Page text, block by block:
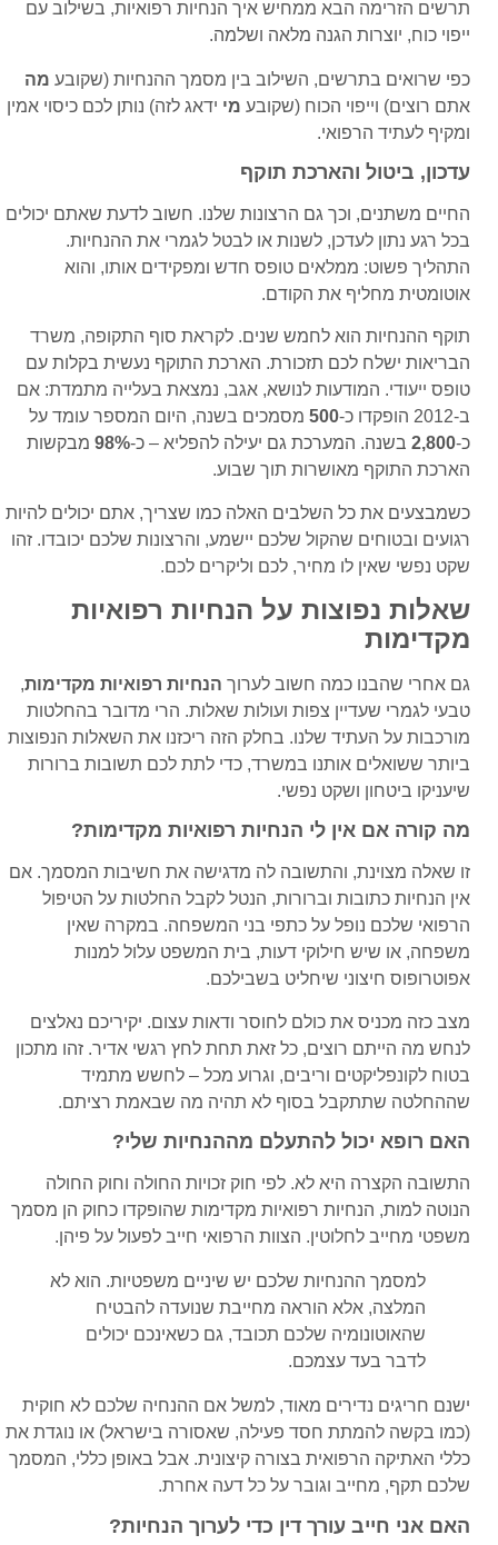
תרשים הזרימה הבא ממחיש איך הנחיות רפואיות, בשילוב עם
ייפוי כוח, יוצרות הגנה מלאה ושלמה.
כפי שרואים בתרשים, השילוב בין מסמך ההנחיות (שקובע מה
אתם רוצים) וייפוי הכוח (שקובע מי ידאג לזה) נותן לכם כיסוי אמין
ומקיף לעתיד הרפואי.
עדכון, ביטול והארכת תוקף
החיים משתנים, וכך גם הרצונות שלנו. חשוב לדעת שאתם יכולים
בכל רגע נתון לעדכן, לשנות או לבטל לגמרי את ההנחיות.
התהליך פשוט: ממלאים טופס חדש ומפקידים אותו, והוא
אוטומטית מחליף את הקודם.
תוקף ההנחיות הוא לחמש שנים. לקראת סוף התקופה, משרד
הבריאות ישלח לכם תזכורת. הארכת התוקף נעשית בקלות עם
טופס ייעודי. המודעות לנושא, אגב, נמצאת בעלייה מתמדת: אם
ב-2012 הופקדו כ-
500 מסמכים בשנה, היום המספר עומד על
כ-2,800 בשנה. המערכת גם יעילה להפליא – כ-98% מבקשות
הארכת התוקף מאושרות תוך שבוע.
כשמבצעים את כל השלבים האלה כמו שצריך, אתם יכולים להיות
רגועים ובטוחים שהקול שלכם יישמע, והרצונות שלכם יכובדו. זהו
שקט נפשי שאין לו מחיר, לכם וליקרים לכם.
שאלות נפוצות על הנחיות רפואיות
מקדימות
גם אחרי שהבנו כמה חשוב לערוך הנחיות רפואיות מקדימות,
טבעי לגמרי שעדיין צפות ועולות שאלות. הרי מדובר בהחלטות
מורכבות על העתיד שלנו. בחלק הזה ריכזנו את השאלות הנפוצות
ביותר ששואלים אותנו במשרד, כדי לתת לכם תשובות ברורות
שיעניקו ביטחון ושקט נפשי.
מה קורה אם אין לי הנחיות רפואיות מקדימות?
זו שאלה מצוינת, והתשובה לה מדגישה את חשיבות המסמך. אם
אין הנחיות כתובות וברורות, הנטל לקבל החלטות על הטיפול
הרפואי שלכם נופל על כתפי בני המשפחה. במקרה שאין
משפחה, או שיש חילוקי דעות, בית המשפט עלול למנות
אפוטרופוס חיצוני שיחליט בשבילכם.
מצב כזה מכניס את כולם לחוסר ודאות עצום. יקיריכם נאלצים
לנחש מה הייתם רוצים, כל זאת תחת לחץ רגשי אדיר. זהו מתכון
בטוח לקונפליקטים וריבים, וגרוע מכל – לחשש מתמיד
שההחלטה שתתקבל בסוף לא תהיה מה שבאמת רציתם.
האם רופא יכול להתעלם מההנחיות שלי?
התשובה הקצרה היא לא. לפי חוק זכויות החולה וחוק החולה
הנוטה למות, הנחיות רפואיות מקדימות שהופקדו כחוק הן מסמך
משפטי מחייב לחלוטין. הצוות הרפואי חייב לפעול על פיהן.
למסמך ההנחיות שלכם יש שיניים משפטיות. הוא לא
המלצה, אלא הוראה מחייבת שנועדה להבטיח
שהאוטונומיה שלכם תכובד, גם כשאינכם יכולים
לדבר בעד עצמכם.
ישנם חריגים נדירים מאוד, למשל אם ההנחיה שלכם לא חוקית
(כמו בקשה להמתת חסד פעילה, שאסורה בישראל) או נוגדת את
כללי האתיקה הרפואית בצורה קיצונית. אבל באופן כללי, המסמך
שלכם תקף, מחייב וגובר על כל דעה אחרת.
האם אני חייב עורך דין כדי לערוך הנחיות?